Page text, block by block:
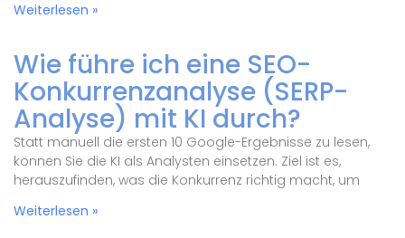
Weiterlesen »
Wie führe ich eine SEO-
Konkurrenzanalyse (SERP-
Analyse) mit KI durch?
Statt manuell die ersten 10 Google-Ergebnisse zu lesen,
können Sie die KI als Analysten einsetzen. Ziel ist es,
herauszufinden, was die Konkurrenz richtig macht, um
Weiterlesen »